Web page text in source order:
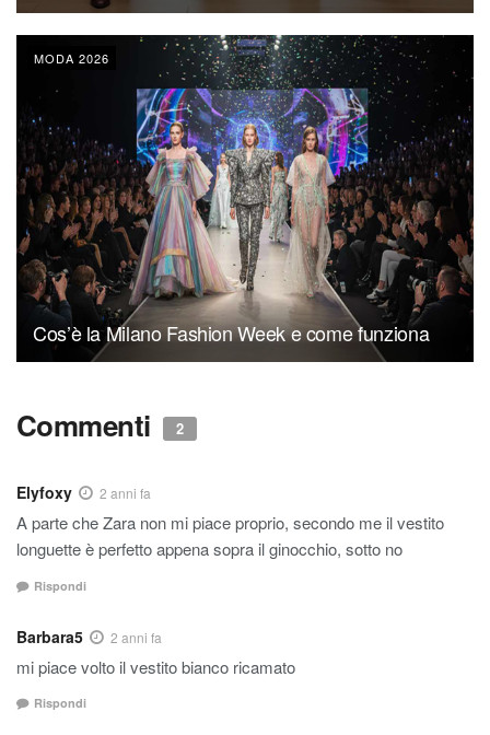
MODA 2026
Cos’è la Milano Fashion Week e come funziona
Commenti 2
Elyfoxy 2 anni fa
A parte che Zara non mi piace proprio, secondo me il vestito
longuette è perfetto appena sopra il ginocchio, sotto no
Rispondi
Barbara5 2 anni fa
mi piace volto il vestito bianco ricamato
Rispondi